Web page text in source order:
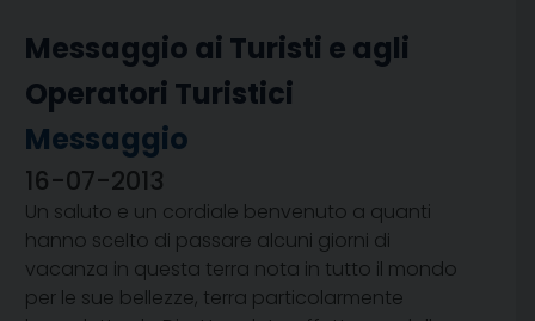
Messaggio ai Turisti e agli
Operatori Turistici
Messaggio
16-07-2013
Un saluto e un cordiale benvenuto a quanti
hanno scelto di passare alcuni giorni di
vacanza in questa terra nota in tutto il mondo
per le sue bellezze, terra particolarmente